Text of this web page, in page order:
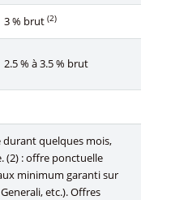
3 % brut (2)
2.5 % à 3.5 % brut
durant quelques mois,
(2) : offre ponctuelle
minimum garanti sur
etc.). Offres